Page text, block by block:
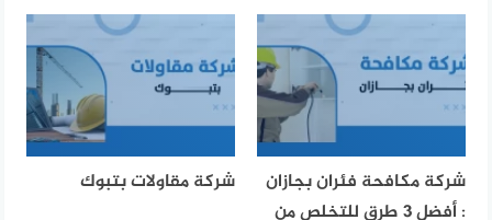
شركة مكافحة فئران بجازان
: أفضل 3 طرق للتخلص من
شركة مقاولات بتبوك